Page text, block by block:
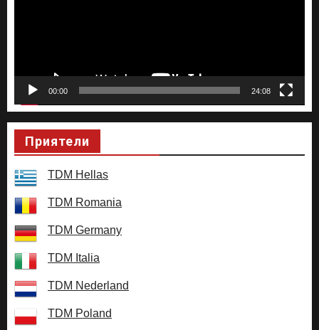
00:00 24:08
Приятели
TDM Hellas
TDM Romania
TDM Germany
TDM Italia
TDM Nederland
TDM Poland